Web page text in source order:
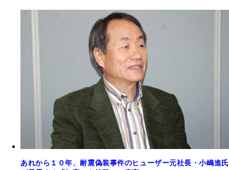
あれから１０年、耐震偽装事件のヒューザー元社長・小嶋進氏